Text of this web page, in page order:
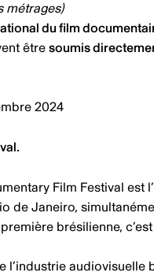
métrages)
du film
être soumis
2024
.
Film Festival
de Janeiro,
brésilienne,
l’industrie